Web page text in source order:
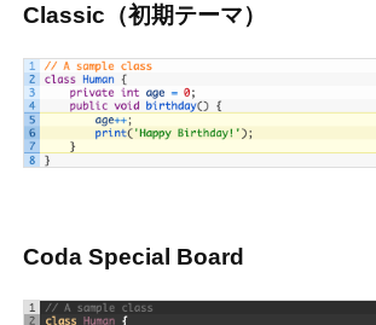
Classic（初期テーマ）
Coda Special Board